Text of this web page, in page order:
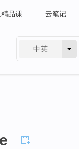
品课 云笔记
中英